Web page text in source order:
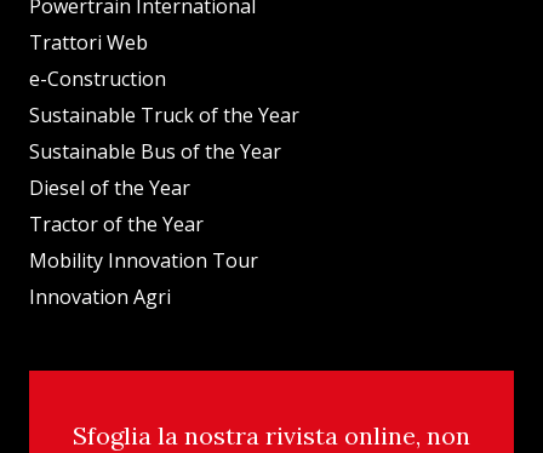
Powertrain International
Trattori Web
e-Construction
Sustainable Truck of the Year
Sustainable Bus of the Year
Diesel of the Year
Tractor of the Year
Mobility Innovation Tour
Innovation Agri
Sfoglia la nostra rivista online, non